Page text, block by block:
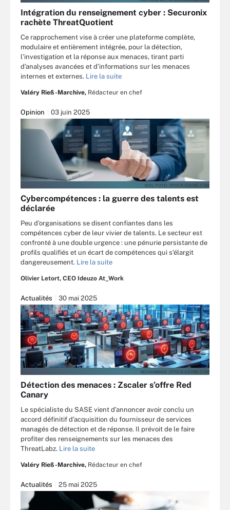
Intégration du renseignement cyber : Securonix
rachète ThreatQuotient
Ce rapprochement vise à créer une plateforme complète,
modulaire et entièrement intégrée, pour la détection,
l’investigation et la réponse aux menaces, tirant parti
d’analyses avancées et d’informations sur les menaces
internes et externes. Lire la suite
Valéry Rieß-Marchive, Rédacteur en chef
Opinion 03 juin 2025
IDOL'FOTO - STOCK.ADOBE.COM
Cybercompétences : la guerre des talents est
déclarée
Peu d’organisations se disent confiantes dans les
compétences cyber de leur vivier de talents. Le secteur est
confronté à une double urgence : une pénurie persistante de
profils qualifiés et un écart de compétences qui s’élargit
dangereusement. Lire la suite
Olivier Letort, CEO Ideuzo At_Work
Actualités 30 mai 2025
MUHAMMAD - STOCK.ADOBE.COM
Détection des menaces : Zscaler s’offre Red
Canary
Le spécialiste du SASE vient d’annoncer avoir conclu un
accord définitif d’acquisition du fournisseur de services
managés de détection et de réponse. Il prévoit de le faire
profiter des renseignements sur les menaces des
ThreatLabz. Lire la suite
Valéry Rieß-Marchive, Rédacteur en chef
Actualités 25 mai 2025